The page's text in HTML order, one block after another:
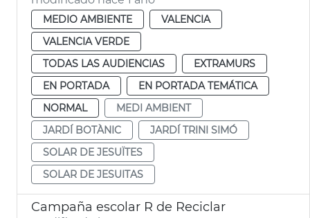
MEDIO AMBIENTE
VALENCIA
VALENCIA VERDE
TODAS LAS AUDIENCIAS
EXTRAMURS
EN PORTADA
EN PORTADA TEMÁTICA
NORMAL
MEDI AMBIENT
JARDÍ BOTÀNIC
JARDÍ TRINI SIMÓ
SOLAR DE JESUÏTES
SOLAR DE JESUITAS
Campaña escolar R de Reciclar